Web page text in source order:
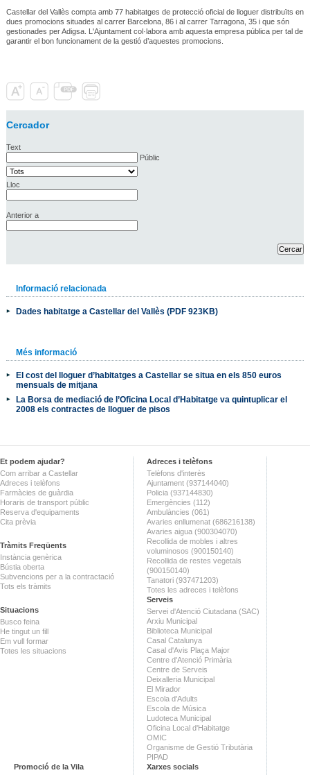
Castellar del Vallès compta amb 77 habitatges de protecció oficial de lloguer distribuïts en
dues promocions situades al carrer Barcelona, 86 i al carrer Tarragona, 35 i que són
gestionades per Adigsa. L'Ajuntament col·labora amb aquesta empresa pública per tal de
garantir el bon funcionament de la gestió d’aquestes promocions.
Cercador
Text
Públic
Lloc
Anterior a
Informació relacionada
Dades habitatge a Castellar del Vallès (PDF 923KB)
Més informació
El cost del lloguer d’habitatges a Castellar se situa en els 850 euros
mensuals de mitjana
La Borsa de mediació de l’Oficina Local d’Habitatge va quintuplicar el
2008 els contractes de lloguer de pisos
Et podem ajudar?
Com arribar a Castellar
Adreces i telèfons
Farmàcies de guàrdia
Horaris de transport públic
Reserva d'equipaments
Cita prèvia
Tràmits Freqüents
Instància genèrica
Bústia oberta
Subvencions per a la contractació
Tots els tràmits
Situacions
Busco feina
He tingut un fill
Em vull formar
Totes les situacions
Adreces i telèfons
Telèfons d'interès
Ajuntament (937144040)
Policia (937144830)
Emergències (112)
Ambulàncies (061)
Avaries enllumenat (686216138)
Avaries aigua (900304070)
Recollida de mobles i altres
voluminosos (900150140)
Recollida de restes vegetals
(900150140)
Tanatori (937471203)
Totes les adreces i telèfons
Serveis
Servei d'Atenció Ciutadana (SAC)
Arxiu Municipal
Biblioteca Municipal
Casal Catalunya
Casal d'Avis Plaça Major
Centre d'Atenció Primària
Centre de Serveis
Deixalleria Municipal
El Mirador
Escola d'Adults
Escola de Música
Ludoteca Municipal
Oficina Local d'Habitatge
OMIC
Organisme de Gestió Tributària
PIPAD
Promoció de la Vila
Xarxes socials